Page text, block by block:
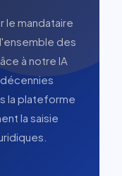
le mandataire
des
à notre IA
la plateforme
la saisie